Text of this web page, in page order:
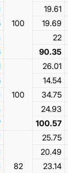
100
19.61
19.69
22
90.35
100
26.01
14.54
34.75
24.93
100.57
82
25.75
20.49
23.14